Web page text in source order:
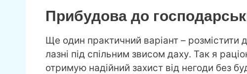
Прибудова до
Ще один практичний варіант – розмістити
лазні під спільним звисом даху. Так я
отримую надійний захист від негоди без